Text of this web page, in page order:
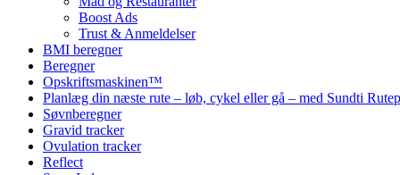
Boost Ads
Trust & Anmeldelser
BMI beregner
Beregner
Opskriftsmaskinen™
Planlæg din næste rute – løb, cykel eller gå – med Sundti
Søvnberegner
Gravid tracker
Ovulation tracker
Reflect